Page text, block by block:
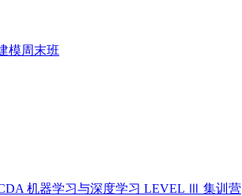
模周末班
机器学习与深度学习 LEVEL Ⅲ 集训营